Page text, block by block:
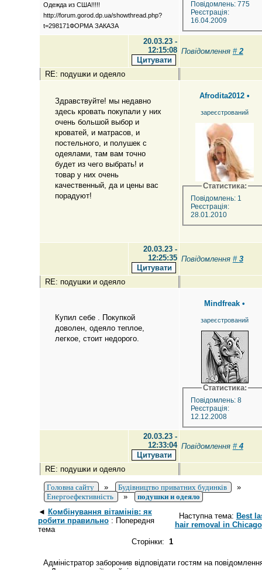
Одежда из США!!!!!
http://forum.gorod.dp.ua/showthread.php?
t=298171ФОРМА ЗАКАЗА
Повідомлень: 775
Реєстрація:
16.04.2009
20.03.23 -
12:15:08 Повідомлення #2
RE: подушки и одеяло
Здравствуйте! мы недавно
здесь кровать покупали у них
очень большой выбор и
кроватей, и матрасов, и
постельного, и полушек с
одеялами, там вам точно
будет из чего выбрать! и
товар у них очень
качественный, да и цены вас
порадуют!
Afrodita2012 •
зареєстрований
Статистика:
Повідомлень: 1
Реєстрація:
28.01.2010
20.03.23 -
12:25:35 Повідомлення # 3
RE: подушки и одеяло
Купил себе . Покупкой
доволен, одеяло теплое,
легкое, стоит недорого.
Mindfreak •
зареєстрований
Статистика:
Повідомлень: 8
Реєстрація:
12.12.2008
20.03.23 -
12:33:04 Повідомлення # 4
RE: подушки и одеяло
Головна сайту » Будівництво приватних будинків
»
Енергоефективність
»
подушки и одеяло
◄ Комбінування вітамінів: як
робити правильно: Попередня
тема
Наступна тема: Best
hair removal in Chicago
Сторінки:1
Адміністратор заборонив відповідати гостям на